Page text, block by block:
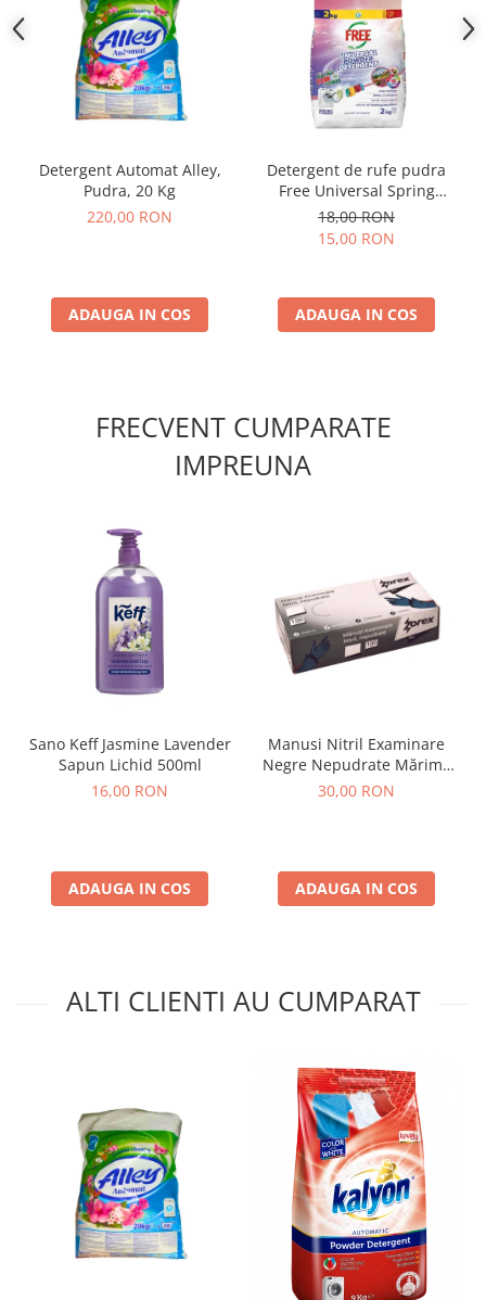
Detergent Automat Alley,
Pudra, 20 Kg
220,00 RON
ADAUGA IN COS
Detergent de rufe pudra
Free Universal Spring
Flowers 2 kg
18,00 RON
15,00 RON
ADAUGA IN COS
FRECVENT CUMPARATE
IMPREUNA
Sano Keff Jasmine Lavender
Sapun Lichid 500ml
16,00 RON
ADAUGA IN COS
Manusi Nitril Examinare
Negre Nepudrate Mărime
M 100 buc
30,00 RON
ADAUGA IN COS
ALTI CLIENTI AU CUMPARAT